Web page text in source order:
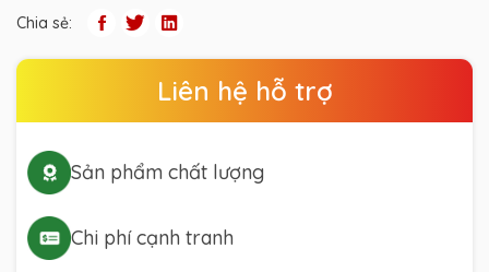
Chia sẻ:
Liên hệ hỗ trợ
Sản phẩm chất lượng
Chi phí cạnh tranh